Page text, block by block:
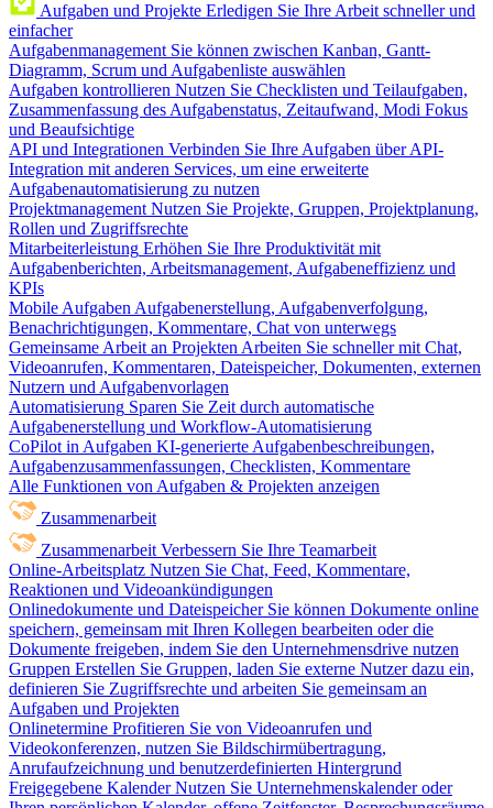
Aufgaben und Projekte Erledigen Sie Ihre Arbeit schneller und
einfacher
Aufgabenmanagement Sie können zwischen Kanban, Gantt-
Diagramm, Scrum und Aufgabenliste auswählen
Aufgaben kontrollieren Nutzen Sie Checklisten und Teilaufgaben,
Zusammenfassung des Aufgabenstatus, Zeitaufwand, Modi Fokus
und Beaufsichtige
API und Integrationen Verbinden Sie Ihre Aufgaben über API-
Integration mit anderen Services, um eine erweiterte
Aufgabenautomatisierung zu nutzen
Projektmanagement Nutzen Sie Projekte, Gruppen, Projektplanung,
Rollen und Zugriffsrechte
Mitarbeiterleistung Erhöhen Sie Ihre Produktivität mit
Aufgabenberichten, Arbeitsmanagement, Aufgabeneffizienz und
KPIs
Mobile Aufgaben Aufgabenerstellung, Aufgabenverfolgung,
Benachrichtigungen, Kommentare, Chat von unterwegs
Gemeinsame Arbeit an Projekten Arbeiten Sie schneller mit Chat,
Videoanrufen, Kommentaren, Dateispeicher, Dokumenten, externen
Nutzern und Aufgabenvorlagen
Automatisierung Sparen Sie Zeit durch automatische
Aufgabenerstellung und Workflow-Automatisierung
CoPilot in Aufgaben KI-generierte Aufgabenbeschreibungen,
Aufgabenzusammenfassungen, Checklisten, Kommentare
Alle Funktionen von Aufgaben & Projekten anzeigen
Zusammenarbeit
Zusammenarbeit Verbessern Sie Ihre Teamarbeit
Online-Arbeitsplatz Nutzen Sie Chat, Feed, Kommentare,
Reaktionen und Videoankündigungen
Onlinedokumente und Dateispeicher Sie können Dokumente online
speichern, gemeinsam mit Ihren Kollegen bearbeiten oder die
Dokumente freigeben, indem Sie den Unternehmensdrive nutzen
Gruppen Erstellen Sie Gruppen, laden Sie externe Nutzer dazu ein,
definieren Sie Zugriffsrechte und arbeiten Sie gemeinsam an
Aufgaben und Projekten
Onlinetermine Profitieren Sie von Videoanrufen und
Videokonferenzen, nutzen Sie Bildschirmübertragung,
Anrufaufzeichnung und benutzerdefinierten Hintergrund
Freigegebene Kalender Nutzen Sie Unternehmenskalender oder